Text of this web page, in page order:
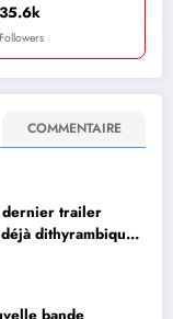
35.6k
Followers
COMMENTAIRE
dernier trailer
dithyrambiques